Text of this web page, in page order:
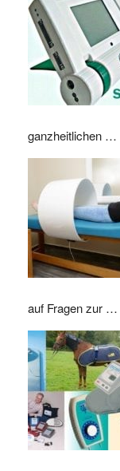
ganzheitlichen …
auf Fragen zur …